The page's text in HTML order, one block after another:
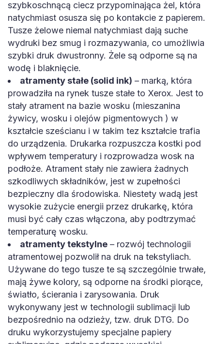
natychmiast osusza się po kontakcie z papierem.
Tusze żelowe niemal natychmiast dają suche
wydruki bez smug i rozmazywania, co umożliwia
szybki druk dwustronny. Żele są odporne są na
wodę i blaknięcie.
atramenty stałe (solid ink)
prowadziła na rynek tusze stałe to Xerox. Jest to
stały atrament na bazie wosku (mieszanina
żywicy, wosku i olejów pigmentowych ) w
kształcie sześcianu i w takim tez kształcie trafia
do urządzenia. Drukarka rozpuszcza kostki pod
wpływem temperatury i rozprowadza wosk na
podłoże. Atrament stały nie zawiera żadnych
szkodliwych składników, jest w zupełności
bezpieczny dla środowiska. Niestety wadą jest
wysokie zużycie energii przez drukarkę, która
musi być cały czas włączona, aby podtrzymać
temperaturę wosku.
atramenty tekstylne
atramentowej pozwolił na druk na tekstyliach.
Używane do tego tusze te są szczególnie trwałe,
mają żywe kolory, są odporne na środki piorące,
światło, ścierania i zarysowania. Druk
wykonywany jest w technologii sublimacji lub
bezpośrednio na odzieży, tzw. druk DTG. Do
druku wykorzystujemy specjalne papiery
sublimacyjne, gdzie podczas wysokiej